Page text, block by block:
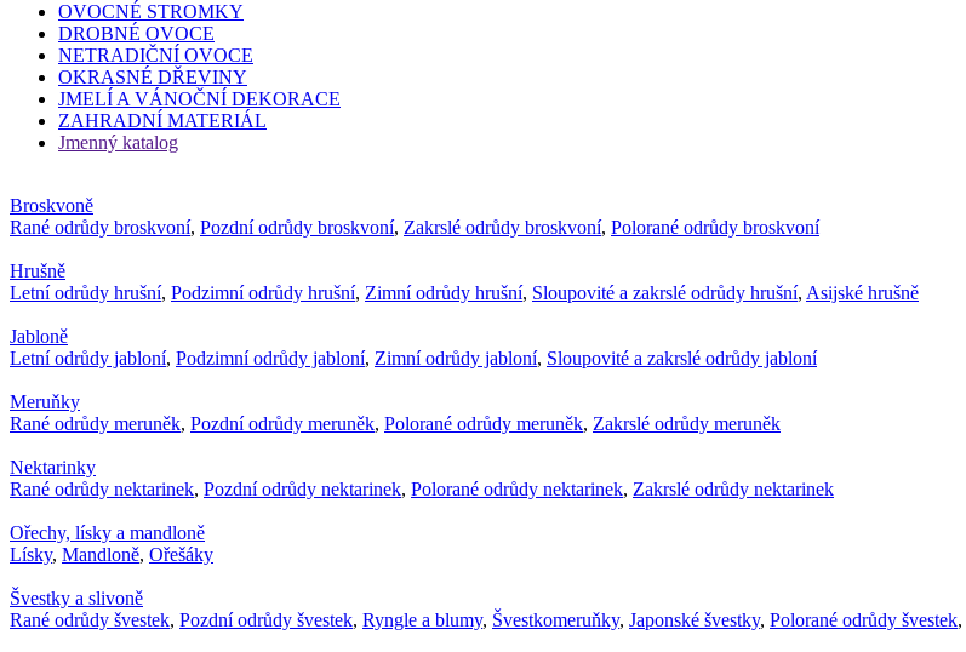
OVOCNÉ STROMKY
DROBNÉ OVOCE
NETRADIČNÍ OVOCE
OKRASNÉ DŘEVINY
JMELÍ A VÁNOČNÍ DEKORACE
ZAHRADNÍ MATERIÁL
Jmenný katalog
Broskvoně
Rané odrůdy broskvoní, Pozdní odrůdy broskvoní, Zakrslé odrůdy broskvoní, Polorané odrůdy broskvoní
Hrušně
Letní odrůdy hrušní, Podzimní odrůdy hrušní, Zimní odrůdy hrušní, Sloupovité a zakrslé odrůdy hrušní, Asijské hrušně
Jabloně
Letní odrůdy jabloní, Podzimní odrůdy jabloní, Zimní odrůdy jabloní, Sloupovité a zakrslé odrůdy jabloní
Meruňky
Rané odrůdy meruněk, Pozdní odrůdy meruněk, Polorané odrůdy meruněk, Zakrslé odrůdy meruněk
Nektarinky
Rané odrůdy nektarinek, Pozdní odrůdy nektarinek, Polorané odrůdy nektarinek, Zakrslé odrůdy nektarinek
Ořechy, lísky a mandloně
Lísky, Mandloně, Ořešáky
Švestky a slivoně
Rané odrůdy švestek, Pozdní odrůdy švestek, Ryngle a blumy, Švestkomeruňky, Japonské švestky, Polorané odrůdy švestek,